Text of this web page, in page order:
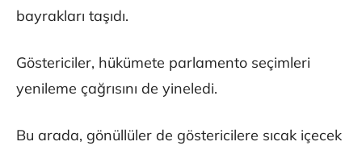
bayrakları taşıdı.
Göstericiler, hükümete parlamento seçimleri
yenileme çağrısını de yineledi.
Bu arada, gönüllüler de göstericilere sıcak içecek